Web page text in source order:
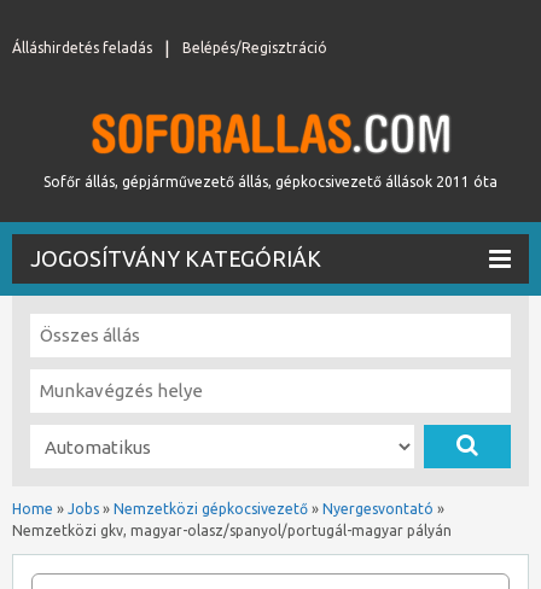
Belépés/Regisztráció
Álláshirdetés feladás
Sofőr állás, gépjárművezető állás, gépkocsivezető állások 2011 óta
JOGOSÍTVÁNY KATEGÓRIÁK
Home » Jobs » Nemzetközi gépkocsivezető » Nyergesvontató »
Nemzetközi gkv, magyar-olasz/spanyol/portugál-magyar pályán